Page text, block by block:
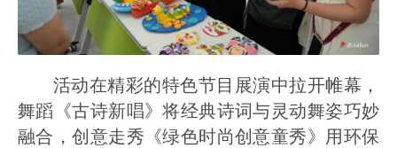
活动在精彩的特色节目展演中拉开帷幕，
舞蹈《古诗新唱》将经典诗词与灵动舞姿巧妙
融合，创意走秀《绿色时尚创意童秀》用环保